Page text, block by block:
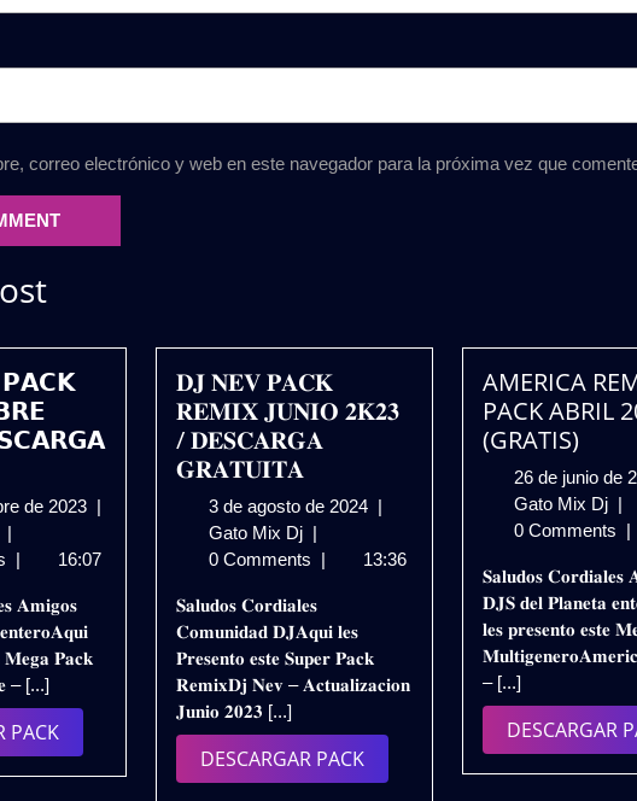
correo electrónico y web en este navegador para la próxima vez que
𝗣𝗔𝗖𝗞
de 2023 3
diciembre
|
𝗗𝗝
𝗙𝗢𝗥𝗖𝗘
𝗦𝗘𝗣𝗧𝗜𝗘𝗠𝗕𝗥𝗘
𝟮𝟬𝟮𝟯
/
𝗗𝗘𝗦𝗖𝗔𝗥𝗚𝗔
|
| 16:07
𝐀𝐦𝐢𝐠𝐨𝐬
𝐌𝐞𝐠𝐚 𝐏𝐚𝐜𝐤
– [...]
PACKDESCARGAR
PACK
𝐃𝐉 𝐍𝐄𝐕 𝐏𝐀𝐂𝐊
𝐑𝐄𝐌𝐈𝐗 𝐉𝐔𝐍𝐈𝐎 𝟐𝐊𝟐𝟑
/ 𝐃𝐄𝐒𝐂𝐀𝐑𝐆𝐀
𝐆𝐑𝐀𝐓𝐔𝐈𝐓𝐀
3 de agosto de 2024 3
agosto
|
Gato Mix Dj 𝐃𝐉
𝐍𝐄𝐕
𝐑𝐄𝐌𝐈𝐗
𝐉𝐔𝐍𝐈𝐎
𝟐𝐊𝟐𝟑
/
𝐆𝐑𝐀𝐓𝐔𝐈𝐓𝐀
|
0 Comments | 13:36
𝐒𝐚𝐥𝐮𝐝𝐨𝐬 𝐂𝐨𝐫𝐝𝐢𝐚𝐥𝐞𝐬
𝐂𝐨𝐦𝐮𝐧𝐢𝐝𝐚𝐝 𝐃𝐉𝐀𝐪𝐮𝐢 𝐥𝐞𝐬
𝐏𝐫𝐞𝐬𝐞𝐧𝐭𝐨 𝐞𝐬𝐭𝐞 𝐒𝐮𝐩𝐞𝐫 𝐏𝐚𝐜𝐤
𝐑𝐞𝐦𝐢𝐱𝐃𝐣 𝐍𝐞𝐯 – 𝐀𝐜𝐭𝐮𝐚𝐥𝐢𝐳𝐚𝐜𝐢𝐨𝐧
𝐉𝐮𝐧𝐢𝐨 𝟐𝟎𝟐𝟑 [...]
DESCARGAR PACKDESCARGAR
PACK
AMERICA
PACK ABRIL
(GRATIS)
26 de junio de
Gato Mix Dj |
0 Comments |
𝐒𝐚𝐥𝐮𝐝𝐨𝐬 𝐂𝐨𝐫𝐝𝐢𝐚𝐥𝐞𝐬
𝐃𝐉𝐒 𝐝𝐞𝐥 𝐏𝐥𝐚𝐧𝐞𝐭𝐚
𝐥𝐞𝐬 𝐩𝐫𝐞𝐬𝐞𝐧𝐭𝐨 𝐞𝐬𝐭𝐞
– [...]
DESCARGAR